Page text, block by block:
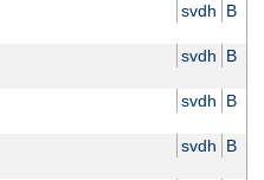
svdh B
svdh B
svdh B
svdh B